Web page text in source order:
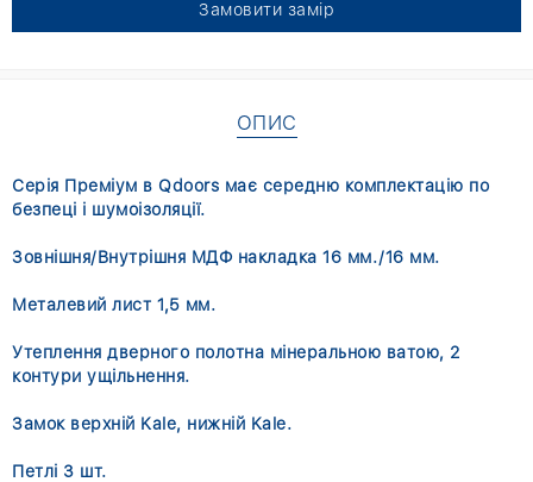
Замовити замір
ОПИС
Серія Преміум в Qdoors має середню комплектацію по
безпеці і шумоізоляції.
Зовнішня/Внутрішня МДФ накладка 16 мм./16 мм.
Металевий лист 1,5 мм.
Утеплення дверного полотна мінеральною ватою, 2
контури ущільнення.
Замок верхній Kale, нижній Kale.
Петлі 3 шт.